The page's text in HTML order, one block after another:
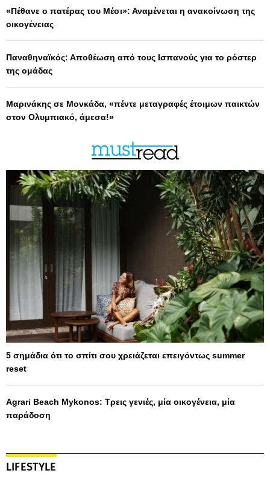
«Πέθανε ο πατέρας του Μέσι»: Αναμένεται η ανακοίνωση της
οικογένειας
Παναθηναϊκός: Αποθέωση από τους Ισπανούς για το ρόστερ
της ομάδας
Μαρινάκης σε Μονκάδα, «πέντε μεταγραφές έτοιμων παικτών
στον Ολυμπιακό, άμεσα!»
5 σημάδια ότι το σπίτι σου χρειάζεται επειγόντως summer
reset
Agrari Beach Mykonos: Τρεις γενιές, μία οικογένεια, μία
παράδοση
LIFESTYLE